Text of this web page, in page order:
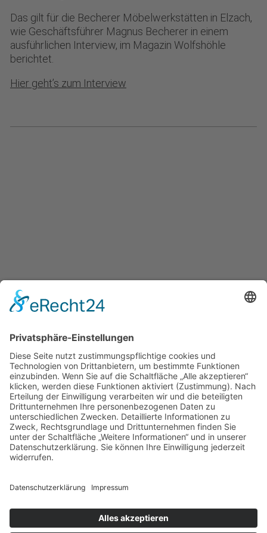
english
Das gilt für die Becherer Möbelwerkstätten in Elzach,
wie Geschäftsführer Magnus Becherer in einem
ausführlichen Interview, im Magazin Wolfshöhle
berichtet.
Hier geht’s zum Interview
NEWSLETTER ABONNIEREN
Kontakt
Becherer
Möbelwerkstätten-Innenausbau GmbH
Telfer Straße 6
Gewerbepark Biederbachwiesen
79215 Elzach
07682 / 9100-0
info@becherer.com